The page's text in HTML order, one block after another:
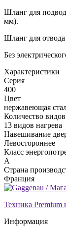
Шланг для
мм).
Шланг для
Без
Xарактеристики
Серия
400
Цвет
нержавеющая
Количество видов
13 видов нагрева
Навешивание
Левостороннее
Класс
A
Страна
Франция
Техника Premium
Информация